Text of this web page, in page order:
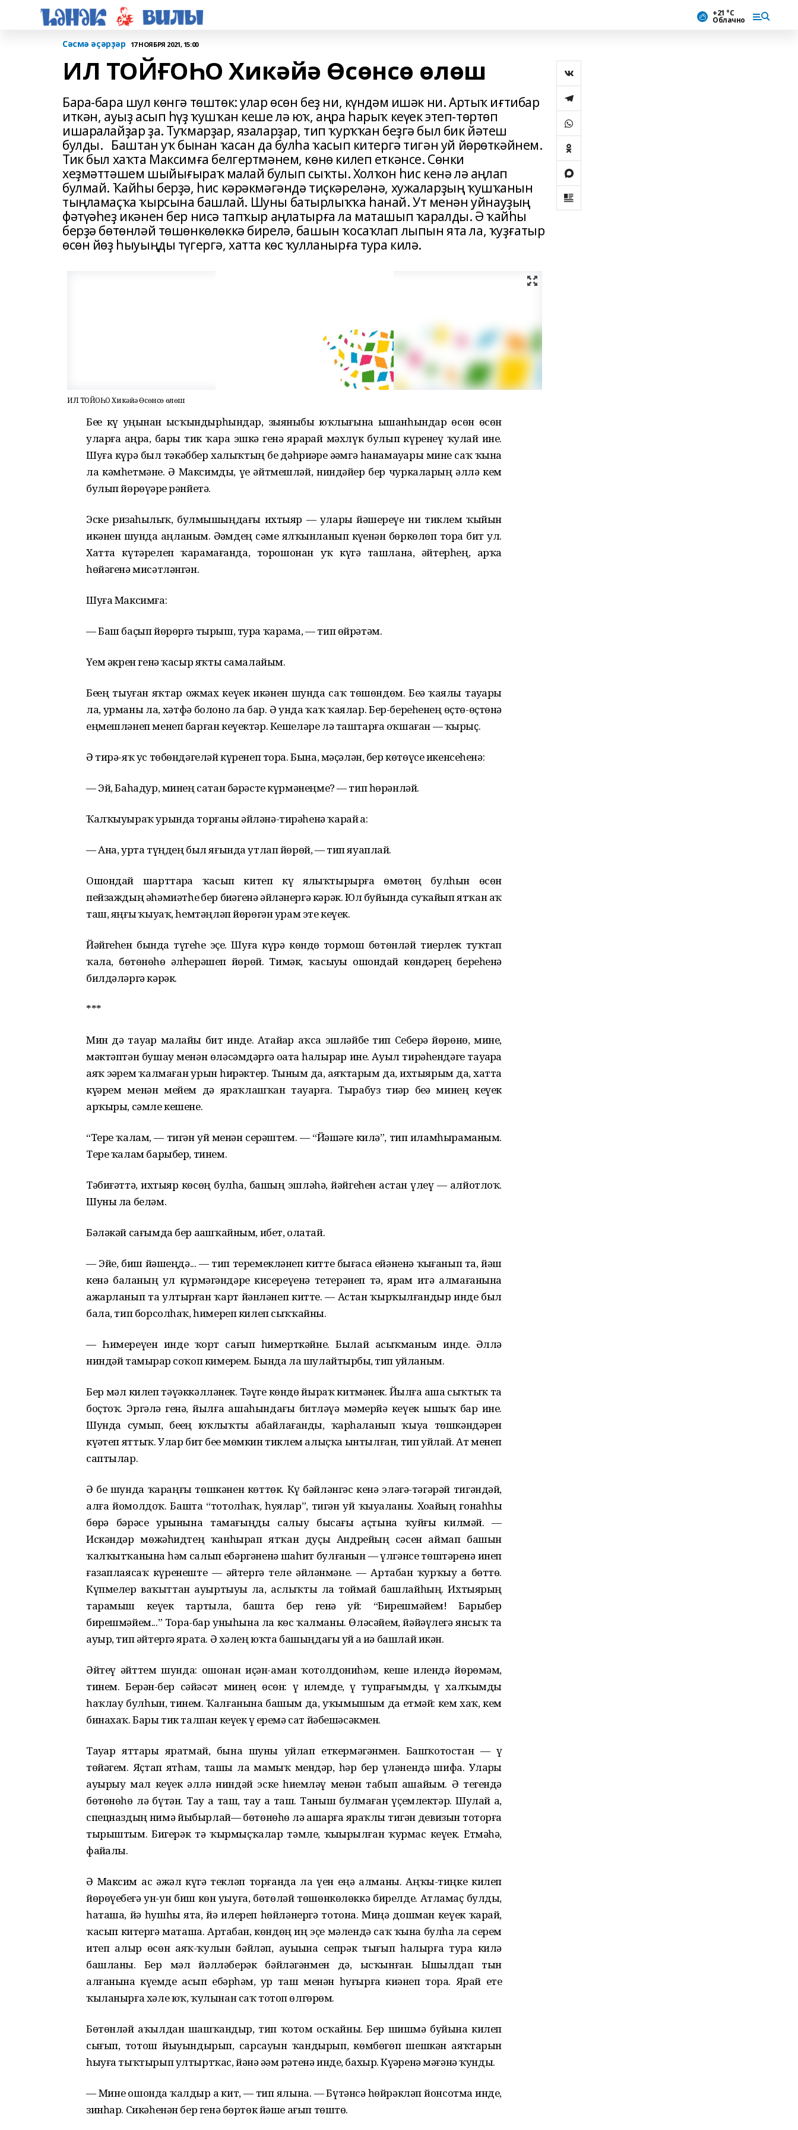
+21 °С
Облачно
Сәсмә әҫәрҙәр 17 НОЯБРЯ 2021, 15:00
ИЛ ТОЙҒОҺО Хикәйә Өсөнсө өлөш
Бара-бара шул кɵнгə тɵштɵк: улар ɵсɵн беҙ ни, күндəм ишəк ни. Артыҡ иғтибар
иткəн, ауыҙ асып һүҙ ҡушҡан кеше лə юҡ, аңра һарыҡ кеүек этеп-тɵртɵп
ишаралайҙар ҙа. Туҡмарҙар, язаларҙар, тип ҡурҡҡан беҙгə был бик йəтеш
булды. Баштан уҡ бынан ҡасан да булһа ҡасып китергə тигəн уй йɵрɵткəйнем.
Тик был хаҡта Максимға белгертмəнем, кɵнɵ килеп еткəнсе. Сɵнки
хеҙмəттəшем шыйығыраҡ малай булып сыҡты. Холҡон һис кенə лə аңлап
булмай. Ҡайһы берҙə, һис кəрəкмəгəндə тиҫкəрелəнə, хужаларҙың ҡушҡанын
тыңламаҫҡа ҡырсына башлай. Шуны батырлыҡҡа һанай. Ут менəн уйнауҙың
фəтүəһеҙ икəнен бер нисə тапҡыр аңлатырға ла маташып ҡаралды. Ə ҡайһы
берҙə бɵтɵнлəй тɵшɵнкɵлɵккə бирелə, башын ҡосаҡлап лыпын ята ла, ҡуҙғатыр
ɵсɵн йɵҙ һыуыңды түгергə, хатта кɵс ҡулланырға тура килə.
ИЛ ТОЙҒОҺО Хикәйә Өсөнсө өлөш
Беҙҙе күҙ уңынан ысҡындырһындар, зыяныбыҙ юҡлығына ышанһындар ɵсɵн ɵсɵн
уларға аңра, бары тик ҡара эшкə генə ярарҙай мəхлүк булып күренеү ҡулай ине.
Шуға күрə был тəкəббер халыҡтың беҙ дəһриҙəрҙе əҙəмгə һанамауҙары мине саҡ ҡына
ла кəмһетмəне. Ə Максимды, үҙе əйтмешлəй, ниндəйҙер бер чуркаларҙың əллə кем
булып йɵрɵүҙəре рəнйетə.
Эске ризаһыҙлыҡ, булмышыңдағы ихтыяр — уларҙы йəшереүе ни тиклем ҡыйын
икəнен шунда аңланым. Əҙəмдең сəме ялҡынланып күҙенəн бɵркɵлɵп тора бит ул.
Хатта күтəрелеп ҡарамағанда, торошонан уҡ күҙгə ташлана, əйтерһең, арҡа
һɵйəгенə мисəтлəнгəн.
Шуға Максимға:
— Баш баҫып йɵрɵргə тырыш, тура ҡарама, — тип ɵйрəтəм.
Үҙем əкрен генə ҡасыр яҡты самалайым.
Беҙҙең тыуған яҡтар ожмах кеүек икəнен шунда саҡ тɵшɵндɵм. Беҙҙə ҡаялы тауҙары
ла, урманы ла, хəтфə болоно ла бар. Ə унда ҡаҡ ҡаялар. Бер-береһенең ɵҫтɵ-ɵҫтɵнə
еңмешлəнеп менеп барған кеүектəр. Кешелəре лə таштарға оҡшаған — ҡырыҫ.
Ə тирə-яҡ ус тɵбɵндəгелəй күренеп тора. Бына, мəҫəлəн, бер кɵтɵүсе икенсеһенə:
— Эй, Баһадур, минең сатан бəрəсте күрмəнеңме? — тип һɵрəнлəй.
Ҡалҡыуыраҡ урында торғаны əйлəнə-тирəһенə ҡарай ҙа:
— Ана, урта түңдең был яғында утлап йɵрɵй, — тип яуаплай.
Ошондай шарттарҙа ҡасып китеп күҙ яҙлыҡтырырға ɵмɵтɵң булһын ɵсɵн
пейзаждың əһəмиəтһеҙ бер биҙəгенə əйлəнергə кəрəк. Юл буйында суҡайып ятҡан аҡ
таш, яңғыҙ ҡыуаҡ, һемтəңлəп йɵрɵгəн урам эте кеүек.
Йəйгеһен бында түҙгеһеҙ эҫе. Шуға күрə кɵндɵҙ тормош бɵтɵнлəй тиерлек туҡтап
ҡала, бɵтɵнɵһɵ əлһерəшеп йɵрɵй. Тимəк, ҡасыуҙы ошондай кɵндəрҙең береһенə
билдəлəргə кəрəк.
***
Мин дə тауҙар малайы бит инде. Атайҙар аҡса эшлəйбеҙ тип Себерҙə йɵрɵнɵ, мине,
мəктəптəн бушау менəн ɵлəсəмдəргə оҙата һалырҙар ине. Ауыл тирəһендəге тауҙарҙа
аяҡ эҙҙəрем ҡалмаған урын һирəктер. Тыным да, аяҡтарым да, ихтыярым да, хатта
күҙҙəрем менəн мейем дə яраҡлашҡан тауҙарға. Тырабуз тиҙəр беҙҙə минең кеүек
арҡыры, сəмле кешене.
“Тере ҡалам, — тигəн уй менəн серəштем. — “Йəшəге килə”, тип иламһыраманым.
Тере ҡалам барыбер, тинем.
Тəбиғəттə, ихтыяр кɵсɵң булһа, башың эшлəһə, йəйгеһен астан үлеү — алйотлоҡ.
Шуны ла белəм.
Бəлəкəй сағымда бер аҙашҡайным, ибет, олатай.
— Эйе, биш йəшеңдə... — тип теремеклəнеп китте бығаса ейəненə ҡыҙғанып та, йəш
кенə баланың ул күрмəгəндəрҙе кисереүенə тетерəнеп тə, ярҙам итə алмағанына
ажарланып та ултырған ҡарт йəнлəнеп китте. — Астан ҡырҡылғандыр инде был
бала, тип борсолһаҡ, һимереп килеп сыҡҡайны.
— Һимереүен инде ҡорт сағып һимерткəйне. Былай асыҡманым инде. Əллə
ниндəй тамырҙар соҡоп кимерҙем. Бында ла шулайтырбыҙ, тип уйланым.
Бер мəл килеп тəүəккəллəнек. Тəүге кɵндɵ йыраҡ китмəнек. Йылға аша сыҡтыҡ та
боҫтоҡ. Эргəлə генə, йылға ашаһындағы битлəүҙə мəмерйə кеүек ышыҡ бар ине.
Шунда сумып, беҙҙең юҡлыҡты абайлағанды, ҡарһаланып ҡыуа тɵшкəндəрен
күҙəтеп яттыҡ. Улар бит беҙҙе мɵмкин тиклем алыҫҡа ынтылған, тип уйлай. Ат менеп
саптылар.
Ə беҙ шунда ҡараңғы тɵшкəнен кɵттɵк. Күҙ бəйлəнгəс кенə элəгə-тəгəрəй тигəндəй,
алға йомолдоҡ. Башта “тотолһаҡ, һуялар”, тигəн уй ҡыуаланы. Хоҙайҙың гонаһһыҙ
бɵҙрə бəрəсе урынына тамағыңды салыу бысағы аҫтына ҡуйғы килмəй. —
Искəндəр мɵжəһидтең ҡанһырап ятҡан дуҫы Андрейҙың сəсен аймап башын
ҡалҡытҡанына һəм салып ебəргəненə шаһит булғанын — үлгəнсе тɵштəренə инеп
ғазаплаясаҡ күренеште — əйтергə теле əйлəнмəне. — Артабан ҡурҡыу ҙа бɵттɵ.
Күпмелер ваҡыттан ауыртыуҙы ла, аслыҡты ла тоймай башлайһың. Ихтыярың
тарамыш кеүек тартыла, башта бер генə уй: “Бирешмəйем! Барыбер
бирешмəйем...” Тора-бар уныһына ла кɵс ҡалманы. Ɵлəсəйем, йəйəүлегə янсыҡ та
ауыр, тип əйтергə ярата. Ə хəлең юҡта башыңдағы уй ҙа иҙə башлай икəн.
Əйтеү əйттем шунда: ошонан иҫəн-аман ҡотолдониһəм, кеше илендə йɵрɵмəм,
тинем. Берҙəн-бер сəйəсəт минең ɵсɵн: үҙ илемде, үҙ тупрағымды, үҙ халҡымды
һаҡлау булһын, тинем. Ҡалғанына башым да, уҡымышым да етмəй: кем хаҡ, кем
бинахаҡ. Бары тик талпан кеүек үҙ еремə сат йəбешəсəкмен.
Тауҙар яттарҙы яратмай, бына шуны уйлап еткермəгəнмен. Башҡотостан — үҙ
тɵйəгем. Яҫтап ятһам, ташы ла мамыҡ мендəр, һəр бер үлəнендə шифа. Уларҙы
ауырыу мал кеүек əллə ниндəй эске һиҙемлəү менəн табып ашайым. Ə тегендə
бɵтɵнɵһɵ лə бүтəн. Тау ҙа таш, тау ҙа таш. Таныш булмаған үҫемлектəр. Шулай ҙа,
спецназдың нимə йыбырлай— бɵтɵнɵһɵ лə ашарға яраҡлы тигəн девизын тоторға
тырыштым. Бигерəк тə ҡырмыҫҡалар тəмле, ҡыҙҙырылған ҡурмас кеүек. Етмəһə,
файҙалы.
Ə Максим ас əжəл күҙгə теклəп торғанда ла үҙен еңə алманы. Аңҡы-тиңке килеп
йɵрɵүебеҙгə ун-ун биш кɵн уҙыуға, бɵтɵлəй тɵшɵнкɵлɵккə бирелде. Атламаҫ булды,
һаташа, йə һушһыҙ ята, йə илереп һɵйлəнергə тотона. Миңə дошман кеүек ҡарай,
ҡасып китергə маташа. Артабан, кɵндɵң иң эҫе мəлендə саҡ ҡына булһа ла серем
итеп алыр ɵсɵн аяҡ-ҡулын бəйлəп, ауыҙына сепрəк тығып һалырға тура килə
башланы. Бер мəл йəллəберəк бəйлəгəнмен дə, ысҡынған. Ышылдап тын
алғанына күҙемде асып ебəрһəм, ҙур таш менəн һуғырға киҙəнеп тора. Ярай етеҙ
ҡыланырға хəле юҡ, ҡулынан саҡ тотоп ɵлгɵрҙɵм.
Бɵтɵнлəй аҡылдан шашҡандыр, тип ҡотом осҡайны. Бер шишмə буйына килеп
сығып, тотош йыуындырып, сарсауын ҡандырып, кɵмбɵгɵп шешкəн аяҡтарын
һыуға тыҡтырып ултыртҡас, йəнə əҙəм рəтенə инде, бахыр. Күҙҙəренə мəғəнə ҡунды.
— Мине ошонда ҡалдыр ҙа кит, — тип ялына. — Бүтəнсə һɵйрəклəп йонсотма инде,
зинһар. Сикəһенəн бер генə бɵртɵк йəше ағып тɵштɵ.